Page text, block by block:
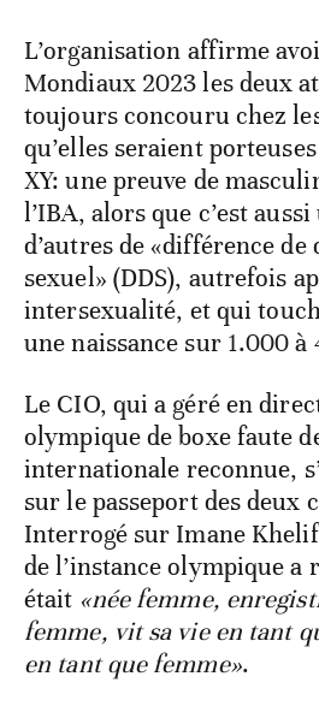
L’organisation affirme
Mondiaux 2023 les deux
toujours concouru chez
qu’elles seraient
XY: une preuve de
l’IBA, alors que c’est
d’autres de «différence de
sexuel» (DDS), autrefois
intersexualité, et qui
une naissance sur 1.000 à
Le CIO, qui a géré en
olympique de boxe faute
internationale reconnue,
sur le passeport des deux
Interrogé sur Imane
de l’instance olympique a
était «née femme,
femme, vit sa vie en tant
en tant que femme».